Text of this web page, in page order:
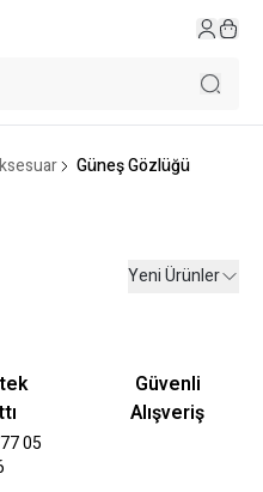
Güneş Gözlüğü
Yeni Ürünler
05
Güvenli
Alışveriş